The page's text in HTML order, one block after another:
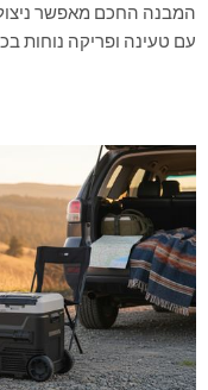
המבנה החכם מאפשר ניצול
עם טעינה ופריקה נוחות